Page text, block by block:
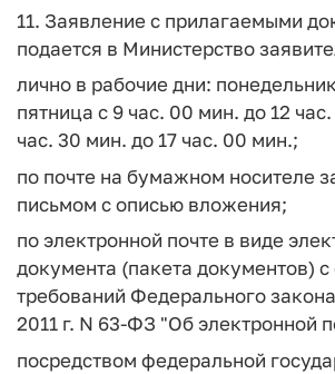
11. Заявление с прилагаемыми
подается в Министерство
лично в рабочие дни:
пятница с 9 час. 00 мин. до 12
час. 30 мин. до 17 час. 00 мин.;
по почте на бумажном носителе
письмом с описью вложения;
по электронной почте в виде
документа (пакета документов)
требований Федерального
2011 г. N 63-ФЗ "Об электронной
посредством федеральной